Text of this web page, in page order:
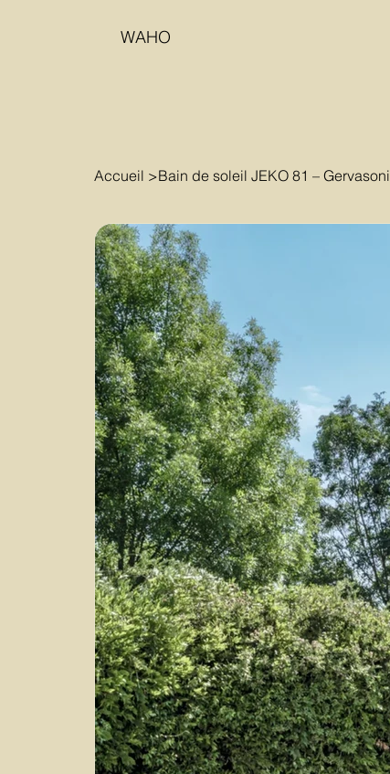
WAHO
Accueil >Bain de soleil JEKO 81 – Gervasoni